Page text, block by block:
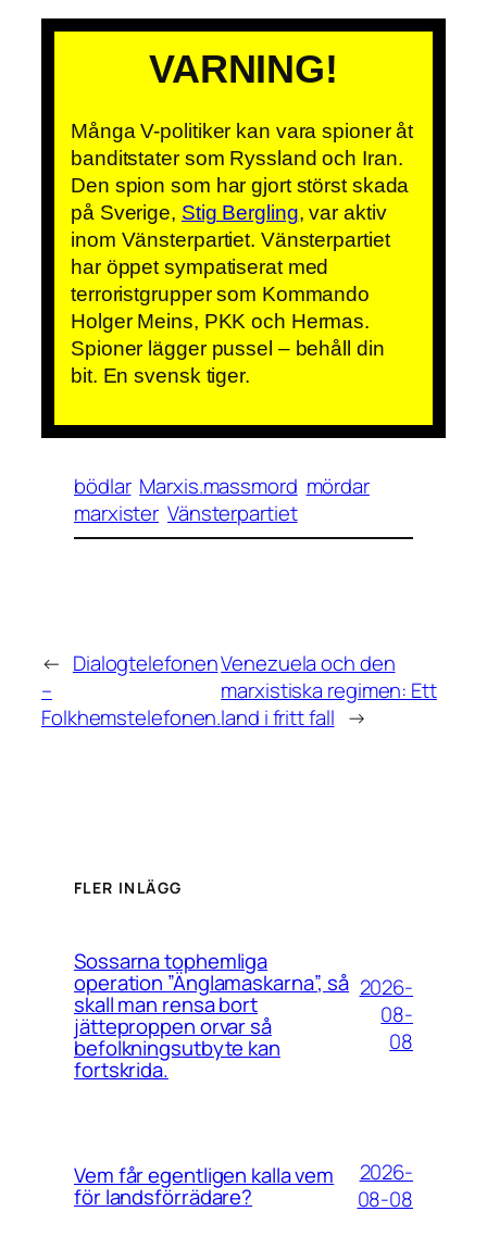
VARNING!
Många V-politiker kan vara spioner åt
banditstater som Ryssland och Iran.
Den spion som har gjort störst skada
på Sverige, Stig Bergling, var aktiv
inom Vänsterpartiet. Vänsterpartiet
har öppet sympatiserat med
terroristgrupper som Kommando
Holger Meins, PKK och Hermas.
Spioner lägger pussel – behåll din
bit. En svensk tiger.
bödlar Marxis.massmord mördar
marxister Vänsterpartiet
← Dialogtelefonen
–
Folkhemstelefonen.
Venezuela och den
marxistiska regimen: Ett
land i fritt fall →
FLER INLÄGG
Sossarna tophemliga
operation ”Änglamaskarna”, så
skall man rensa bort
jätteproppen orvar så
befolkningsutbyte kan
fortskrida.
2026-
08-
08
Vem får egentligen kalla vem
för landsförrädare?
2026-
08-08